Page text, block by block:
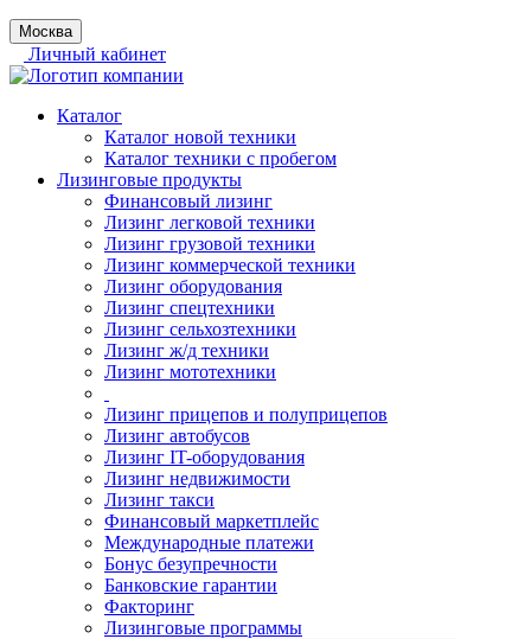
Москва
Личный кабинет
Каталог
Каталог новой техники
Каталог техники с пробегом
Лизинговые продукты
Финансовый лизинг
Лизинг легковой техники
Лизинг грузовой техники
Лизинг коммерческой техники
Лизинг оборудования
Лизинг спецтехники
Лизинг сельхозтехники
Лизинг ж/д техники
Лизинг мототехники
Лизинг прицепов и полуприцепов
Лизинг автобусов
Лизинг IT-оборудования
Лизинг недвижимости
Лизинг такси
Финансовый маркетплейс
Международные платежи
Бонус безупречности
Банковские гарантии
Факторинг
Лизинговые программы